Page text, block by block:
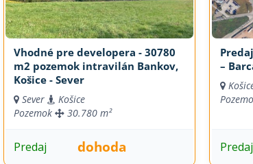
Vhodné pre developera - 30780
m2 pozemok intravilán Bankov,
Košice - Sever
Sever
Košice
Pozemok
30.780 m²
Predaj dohoda
–
Predaj